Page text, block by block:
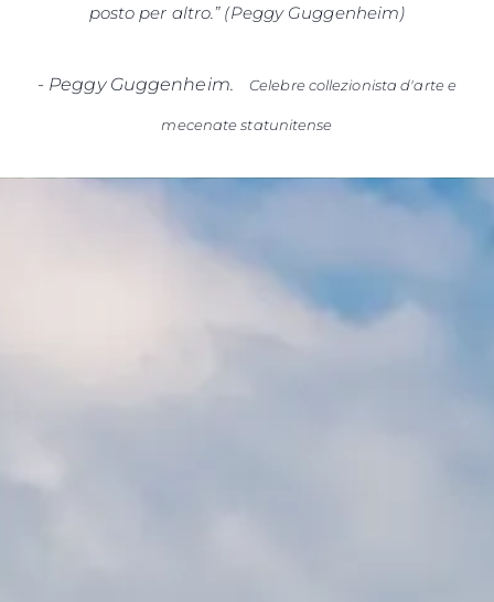
posto per altro.” (Peggy Guggenheim)
- Peggy Guggenheim. Celebre collezionista d'arte e
mecenate statunitense